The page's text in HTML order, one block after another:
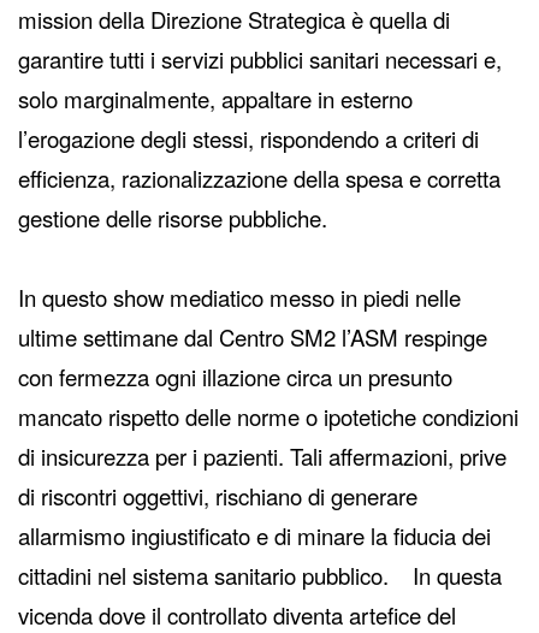
mission della Direzione Strategica è quella di
garantire tutti i servizi pubblici sanitari necessari e,
solo marginalmente, appaltare in esterno
l’erogazione degli stessi, rispondendo a criteri di
efficienza, razionalizzazione della spesa e corretta
gestione delle risorse pubbliche.
In questo show mediatico messo in piedi nelle
ultime settimane dal Centro SM2 l’ASM respinge
con fermezza ogni illazione circa un presunto
mancato rispetto delle norme o ipotetiche condizioni
di insicurezza per i pazienti. Tali affermazioni, prive
di riscontri oggettivi, rischiano di generare
allarmismo ingiustificato e di minare la fiducia dei
cittadini nel sistema sanitario pubblico. In questa
vicenda dove il controllato diventa artefice del